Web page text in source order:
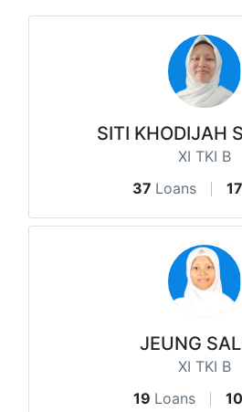
SITI KHODIJAH
XI TKI B
37 Loans 17
JEUNG
XI TKI B
19 Loans 10